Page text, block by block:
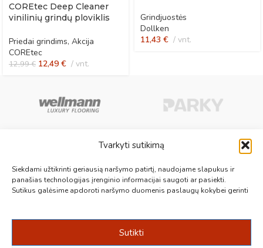
Tvarkyti sutikimą
Siekdami užtikrinti geriausią naršymo patirtį, naudojame slapukus ir
panašias technologijas įrenginio informacijai saugoti ar pasiekti.
Sutikus galėsime apdoroti naršymo duomenis paslaugų kokybei gerinti
Sutikti
COREtec Deep Cleaner
vinilinių grindų ploviklis
Priedai grindims, Akcija
COREtec
12,99€ 12,49 € vnt.
Grindjuostės
Dollken
11,43 € vnt.
Aukščiausios kokybės medinės, laminuotos, vinilinės grindys, paklotai,
kiliminės plytelės, grindjuostės ir kt. originalios bei kokybiškos prekės
jūsų grindims.
+370 687 19789